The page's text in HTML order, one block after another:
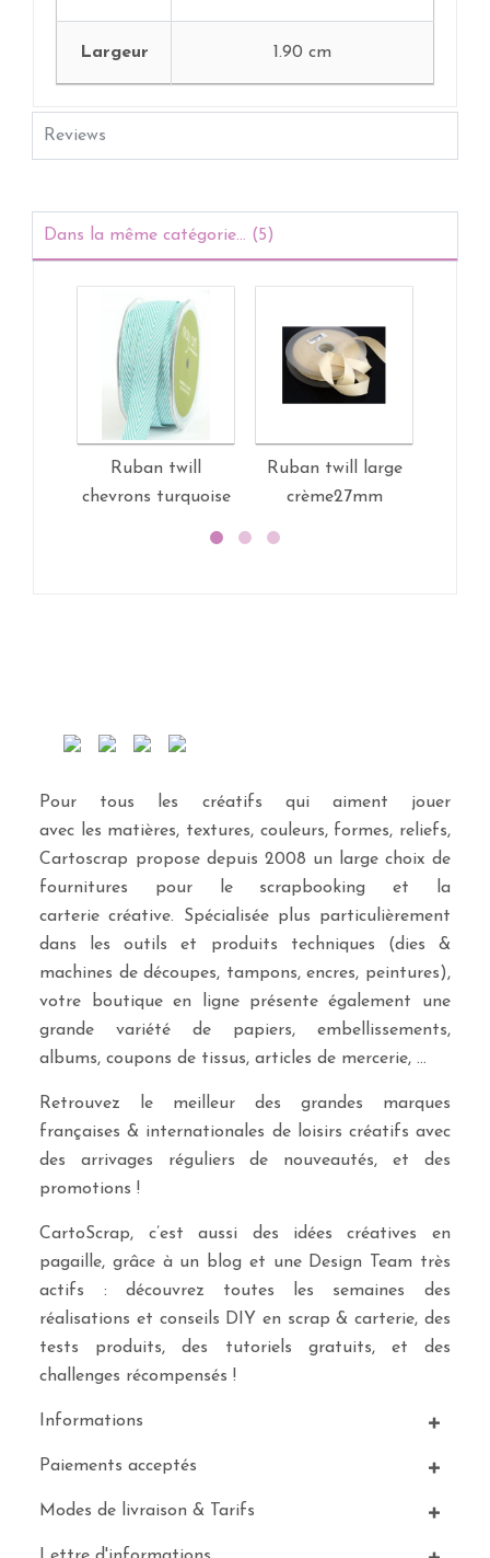
Largeur 1.90 cm
Reviews
Dans la même catégorie... (5)
Ruban twill
chevrons turquoise
Ruban twill large
crème27mm
Pour tous les créatifs qui aiment jouer
avec les matières, textures, couleurs, formes, reliefs,
Cartoscrap propose depuis 2008 un large choix de
fournitures pour le scrapbooking et la
carterie créative. Spécialisée plus particulièrement
dans les outils et produits techniques (dies &
machines de découpes, tampons, encres, peintures),
votre boutique en ligne présente également une
grande variété de papiers, embellissements,
albums, coupons de tissus, articles de mercerie, …
Retrouvez le meilleur des grandes marques
françaises & internationales de loisirs créatifs avec
des arrivages réguliers de nouveautés, et des
promotions !
CartoScrap, c’est aussi des idées créatives en
pagaille, grâce à un blog et une Design Team très
actifs : découvrez toutes les semaines des
réalisations et conseils DIY en scrap & carterie, des
tests produits, des tutoriels gratuits, et des
challenges récompensés !
Informations
Paiements acceptés
Modes de livraison & Tarifs